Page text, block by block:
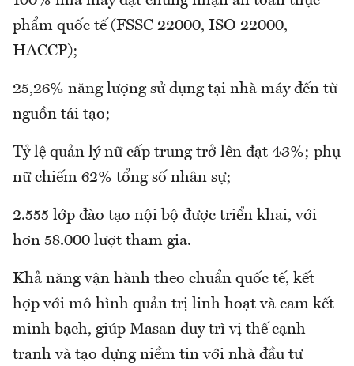
phẩm quốc tế (FSSC 22000, ISO 22000,
HACCP);
25,26% năng lượng sử dụng tại nhà máy đến từ
nguồn tái tạo;
Tỷ lệ quản lý nữ cấp trung trở lên đạt 43%; phụ
nữ chiếm 62% tổng số nhân sự;
2.555 lớp đào tạo nội bộ được triển khai, với
hơn 58.000 lượt tham gia.
Khả năng vận hành theo chuẩn quốc tế, kết
hợp với mô hình quản trị linh hoạt và cam kết
minh bạch, giúp Masan duy trì vị thế cạnh
tranh và tạo dựng niềm tin với nhà đầu tư